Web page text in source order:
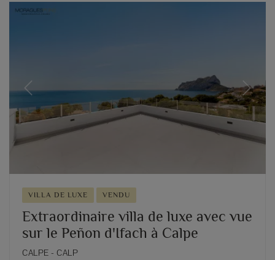
Previous Next
VILLA DE LUXE VENDU
Extraordinaire villa de luxe avec vue
sur le Peñon d'Ifach à Calpe
CALPE - CALP